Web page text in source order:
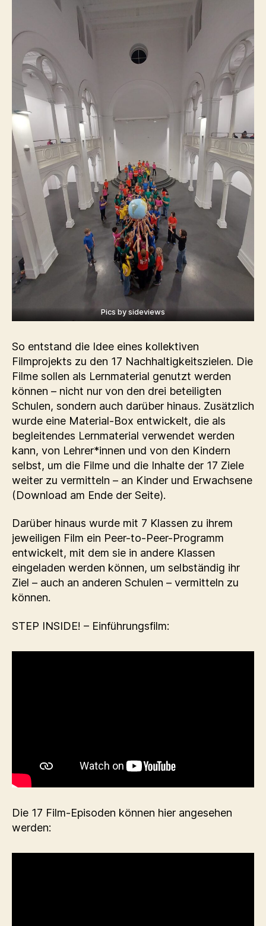
Pics by sideviews
So entstand die Idee eines kollektiven
Filmprojekts zu den 17 Nachhaltigkeitszielen. Die
Filme sollen als Lernmaterial genutzt werden
können – nicht nur von den drei beteiligten
Schulen, sondern auch darüber hinaus. Zusätzlich
wurde eine Material-Box entwickelt, die als
begleitendes Lernmaterial verwendet werden
kann, von Lehrer*innen und von den Kindern
selbst, um die Filme und die Inhalte der 17 Ziele
weiter zu vermitteln – an Kinder und Erwachsene
(Download am Ende der Seite).
Darüber hinaus wurde mit 7 Klassen zu ihrem
jeweiligen Film ein Peer-to-Peer-Programm
entwickelt, mit dem sie in andere Klassen
eingeladen werden können, um selbständig ihr
Ziel – auch an anderen Schulen – vermitteln zu
können.
STEP INSIDE! – Einführungsfilm:
Die 17 Film-Episoden können hier angesehen
werden: